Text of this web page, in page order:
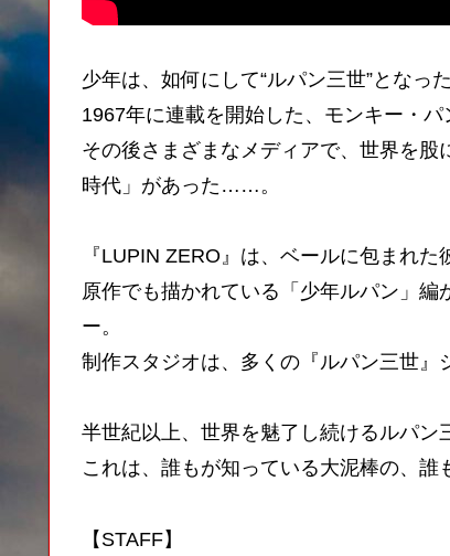
少年は、如何にして“ルパン三世”となっ
1967年に連載を開始した、モンキー・パ
その後さまざまなメディアで、世界を
時代」があった……。
『LUPIN ZERO』は、ベールに包まれた
原作でも描かれている「少年ルパン」
ー。
制作スタジオは、多くの『ルパン三世』
半世紀以上、世界を魅了し続けるルパン
これは、誰もが知っている大泥棒の、誰
【STAFF】